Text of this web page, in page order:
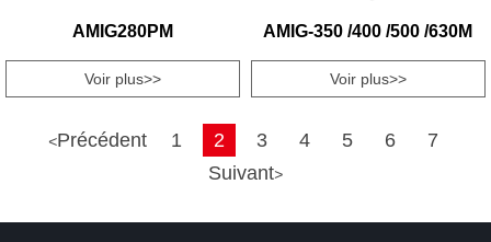
AMIG280PM
Voir plus>>
AMIG-350 /400 /500 /630M
Voir plus>>
<Précédent 1 2 3 4 5 6
7
Suivant>